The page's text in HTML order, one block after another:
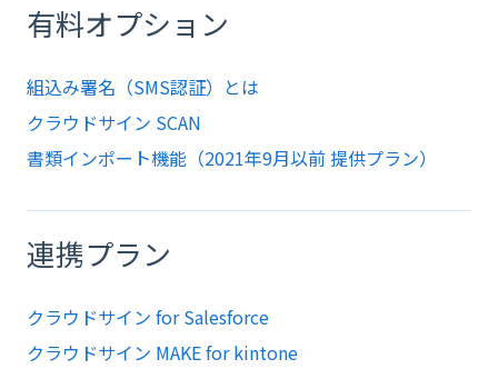
有料オプション
組込み署名（SMS認証）とは
クラウドサイン SCAN
書類インポート機能（2021年9月以前 提供プラン）
連携プラン
クラウドサイン for Salesforce
クラウドサイン MAKE for kintone